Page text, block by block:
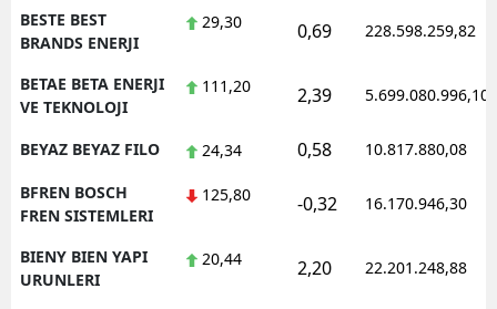
BESTE BEST
BRANDS ENERJI
29,30 0,69 228.598.259,82
BETAE BETA ENERJI
VE TEKNOLOJI
111,20 2,39 5.699.080.996,10
BEYAZ BEYAZ FILO 24,34 0,58 10.817.880,08
BFREN BOSCH
FREN SISTEMLERI
125,80 -0,32 16.170.946,30
BIENY BIEN YAPI
URUNLERI
20,44 2,20 22.201.248,88